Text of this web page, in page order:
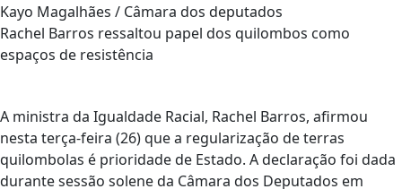
Kayo Magalhães / Câmara dos deputados
Rachel Barros ressaltou papel dos quilombos como
espaços de resistência
A ministra da Igualdade Racial, Rachel Barros, afirmou
nesta terça-feira (26) que a regularização de terras
quilombolas é prioridade de Estado. A declaração foi dada
durante sessão solene da Câmara dos Deputados em